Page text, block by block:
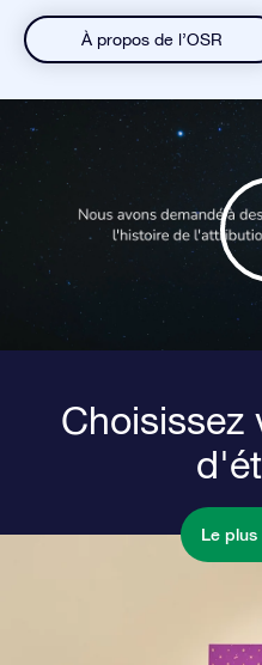
À propos de l’OSR
Choisissez
Le